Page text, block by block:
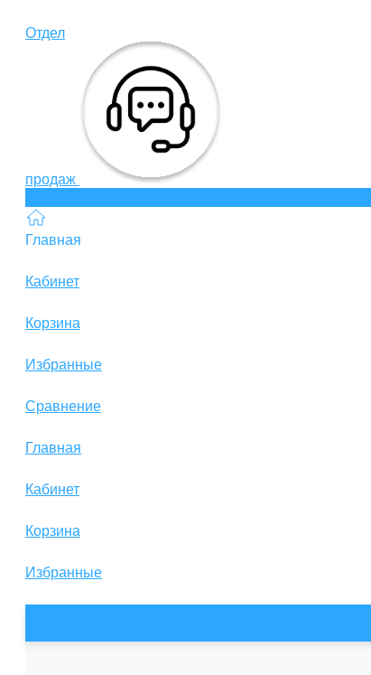
Отдел
продаж
Главная
Кабинет
Корзина
Избранные
Сравнение
Главная
Кабинет
Корзина
Избранные